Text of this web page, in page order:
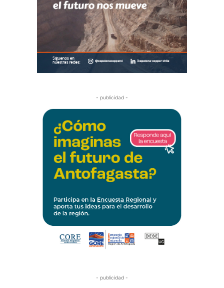
- publicidad -
- publicidad -